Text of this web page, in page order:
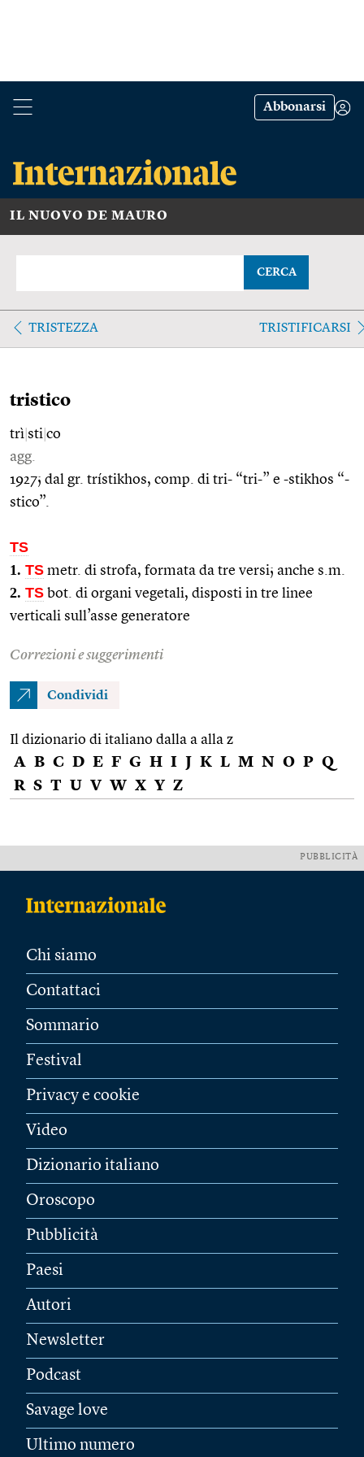
Abbonarsi
IL NUOVO DE MAURO
CERCA
TRISTEZZA TRISTIFICARSI
tristico
trì sti co
agg.
1927; dal gr. trístikhos, comp. di tri- “tri-” e -stikhos “-
stico”.
TS
1. TS metr. di strofa, formata da tre versi; anche s.m.
2. TS bot. di organi vegetali, disposti in tre linee
verticali sull’asse generatore
Correzioni e suggerimenti
Condividi
Il dizionario di italiano dalla a alla z
A B C D E F G H I J K L M N O P Q
R S T U V W X Y Z
PUBBLICITÀ
Chi siamo
Contattaci
Sommario
Festival
Privacy e cookie
Video
Dizionario italiano
Oroscopo
Pubblicità
Paesi
Autori
Newsletter
Podcast
Savage love
Ultimo numero